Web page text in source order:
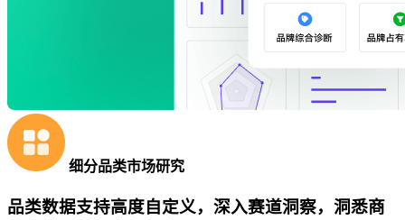
细分品类市场研究
品类数据支持高度自定义，深入赛道洞察，洞悉商